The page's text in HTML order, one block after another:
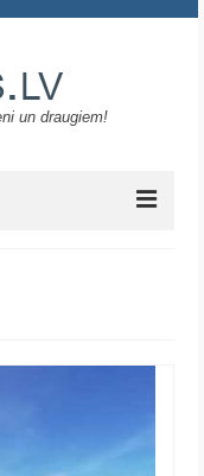
un draugiem!